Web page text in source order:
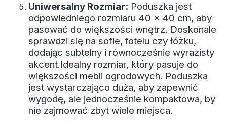
Uniwersalny Rozmiar: Poduszka jest
odpowiedniego rozmiaru 40 x 40 cm, aby
pasować do większości wnętrz. Doskonale
sprawdzi się na sofie, fotelu czy łóżku,
dodając subtelny i równocześnie wyrazisty
akcent.Idealny rozmiar, który pasuje do
większości mebli ogrodowych. Poduszka
jest wystarczająco duża, aby zapewnić
wygodę, ale jednocześnie kompaktowa, by
nie zajmować zbyt wiele miejsca.